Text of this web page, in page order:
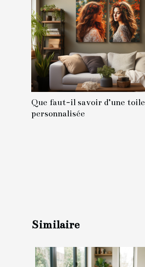
Que faut-il savoir d’une toile
personnalisée
Similaire